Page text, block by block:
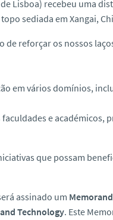
Lisboa) recebeu uma
sediada em Xangai,
reforçar os nossos
em vários domínios,
e académicos,
que possam
assinado um
Technology. Este